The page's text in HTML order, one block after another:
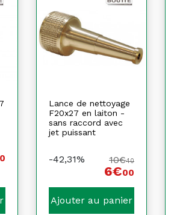
Lance de nettoyage
F20x27 en laiton -
sans raccord avec
jet puissant
-42,31% 10€40
6€00
Ajouter au panier